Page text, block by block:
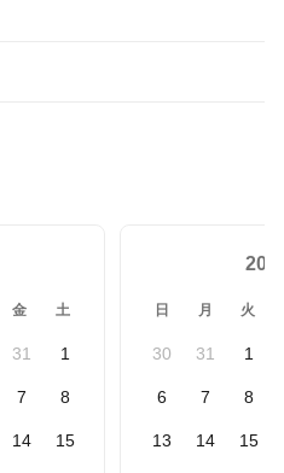
金 土
31 1
7 8
14 15
日 月 火
30 31 1
6 7 8
13 14 15